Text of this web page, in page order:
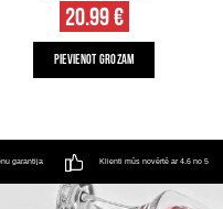
20.99 €
PIEVIENOT GROZAM
garantija Klienti mūs novērtē ar 4.6 no 5